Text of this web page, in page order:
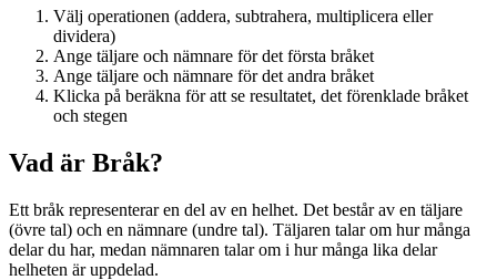
Välj operationen (addera, subtrahera, multiplicera eller
dividera)
Ange täljare och nämnare för det första bråket
Ange täljare och nämnare för det andra bråket
Klicka på beräkna för att se resultatet, det förenklade bråket
och stegen
Vad är Bråk?
Ett bråk representerar en del av en helhet. Det består av en täljare
(övre tal) och en nämnare (undre tal). Täljaren talar om hur många
delar du har, medan nämnaren talar om i hur många lika delar
helheten är uppdelad.